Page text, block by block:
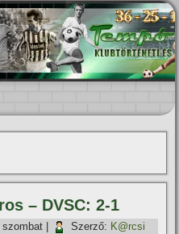
– DVSC: 2-1
szombat Szerző: K@rcsi